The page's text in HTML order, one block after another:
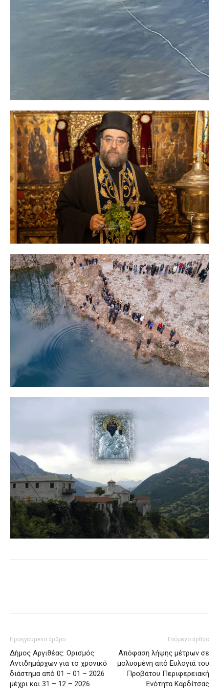
Προηγούμενο άρθρο
Δήμος Αργιθέας: Ορισμός
Αντιδημάρχων για το χρονικό
διάστημα από 01 – 01 – 2026
μέχρι και 31 – 12 – 2026
Επόμενο άρθρο
Απόφαση λήψης μέτρων σε
μολυσμένη από Ευλογιά του
Προβάτου Περιφερειακή
Ενότητα Καρδίτσας